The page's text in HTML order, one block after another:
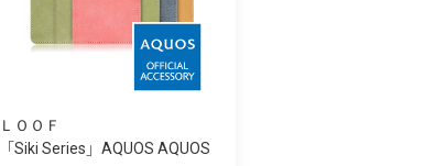
ＬＯＯＦ
「Siki Series」AQUOS AQUOS